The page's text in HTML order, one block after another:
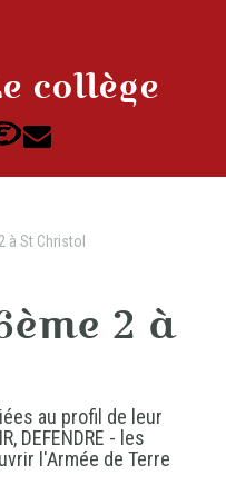
collège
à St Christol
2 à
au profil de leur
DEFENDRE - les
l'Armée de Terre